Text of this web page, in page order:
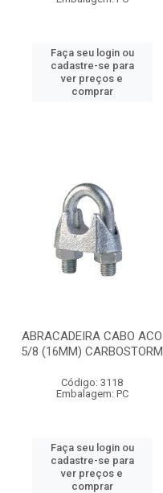
Faça seu login ou
cadastre-se para
ver preços e
comprar
ABRACADEIRA CABO ACO
5/8 (16MM) CARBOSTORM
Código: 3118
Embalagem: PC
Faça seu login ou
cadastre-se para
ver preços e
comprar